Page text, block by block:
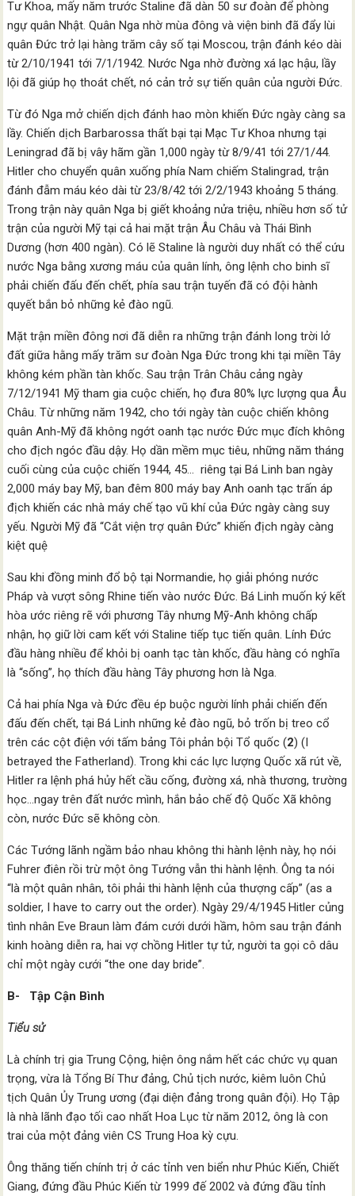
Tư Khoa, mấy năm trước Staline đã dàn 50 sư đoàn để phòng
ngự quân Nhật. Quân Nga nhờ mùa đông và viện binh đã đẩy lùi
quân Đức trở lại hàng trăm cây số tại Moscou, trận đánh kéo dài
từ 2/10/1941 tới 7/1/1942. Nước Nga nhờ đường xá lạc hậu, lầy
lội đã giúp họ thoát chết, nó cản trở sự tiến quân của người Đức.
Từ đó Nga mở chiến dịch đánh hao mòn khiến Đức ngày càng sa
lầy. Chiến dịch Barbarossa thất bại tại Mạc Tư Khoa nhưng tại
Leningrad đã bị vây hãm gần 1,000 ngày từ 8/9/41 tới 27/1/44.
Hitler cho chuyển quân xuống phía Nam chiếm Stalingrad, trận
đánh đẫm máu kéo dài từ 23/8/42 tới 2/2/1943 khoảng 5 tháng.
Trong trận này quân Nga bị giết khoảng nửa triệu, nhiều hơn số tử
trận của người Mỹ tại cả hai mặt trận Âu Châu và Thái Bình
Dương (hơn 400 ngàn). Có lẽ Staline là người duy nhất có thể cứu
nước Nga bằng xương máu của quân lính, ông lệnh cho binh sĩ
phải chiến đấu đến chết, phía sau trận tuyến đã có đội hành
quyết bắn bỏ những kẻ đào ngũ.
Mặt trận miền đông nơi đã diễn ra những trận đánh long trời lở
đất giữa hằng mấy trăm sư đoàn Nga Đức trong khi tại miền Tây
không kém phần tàn khốc. Sau trận Trân Châu cảng ngày
7/12/1941 Mỹ tham gia cuộc chiến, họ đưa 80% lực lượng qua Âu
Châu. Từ những năm 1942, cho tới ngày tàn cuộc chiến không
quân Anh-Mỹ đã không ngớt oanh tạc nước Đức mục đích không
cho địch ngóc đầu dậy. Họ dần mềm mục tiêu, những năm tháng
cuối cùng của cuộc chiến 1944, 45… riêng tại Bá Linh ban ngày
2,000 máy bay Mỹ, ban đêm 800 máy bay Anh oanh tạc trấn áp
địch khiến các nhà máy chế tạo vũ khí của Đức ngày càng suy
yếu. Người Mỹ đã “Cắt viện trợ quân Đức” khiến địch ngày càng
kiệt quệ
Sau khi đồng minh đổ bộ tại Normandie, họ giải phóng nước
Pháp và vượt sông Rhine tiến vào nước Đức. Bá Linh muốn ký kết
hòa ước riêng rẽ với phương Tây nhưng Mỹ-Anh không chấp
nhận, họ giữ lời cam kết với Staline tiếp tục tiến quân. Lính Đức
đầu hàng nhiều để khỏi bị oanh tạc tàn khốc, đầu hàng có nghĩa
là “sống”, họ thích đầu hàng Tây phương hơn là Nga.
Cả hai phía Nga và Đức đều ép buộc người lính phải chiến đến
đấu đến chết, tại Bá Linh những kẻ đào ngũ, bỏ trốn bị treo cổ
trên các cột điện với tấm bảng Tôi phản bội Tổ quốc (2) (I
betrayed the Fatherland). Trong khi các lực lượng Quốc xã rút về,
Hitler ra lệnh phá hủy hết cầu cống, đường xá, nhà thương, trường
học…ngay trên đất nước mình, hắn bảo chế độ Quốc Xã không
còn, nước Đức sẽ không còn.
Các Tướng lãnh ngầm bảo nhau không thi hành lệnh này, họ nói
Fuhrer điên rồi trừ một ông Tướng vẫn thi hành lệnh. Ông ta nói
“là một quân nhân, tôi phải thi hành lệnh của thượng cấp” (as a
soldier, I have to carry out the order). Ngày 29/4/1945 Hitler củng
tình nhân Eve Braun làm đám cưới dưới hầm, hôm sau trận đánh
kinh hoàng diễn ra, hai vợ chồng Hitler tự tử, người ta gọi cô dâu
chỉ một ngày cưới “the one day bride”.
B- Tập Cận Bình
Tiểu sử
Là chính trị gia Trung Cộng, hiện ông nắm hết các chức vụ quan
trọng, vừa là Tổng Bí Thư đảng, Chủ tịch nước, kiêm luôn Chủ
tịch Quân Ủy Trung ương (đại diện đảng trong quân đội). Họ Tập
là nhà lãnh đạo tối cao nhất Hoa Lục từ năm 2012, ông là con
trai của một đảng viên CS Trung Hoa kỳ cựu.
Ông thăng tiến chính trị ở các tỉnh ven biển như Phúc Kiến, Chiết
Giang, đứng đầu Phúc Kiến từ 1999 đế 2002 và đứng đầu tỉnh